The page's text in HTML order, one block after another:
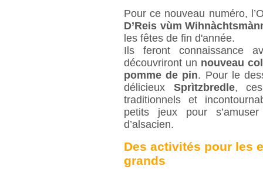
Pour ce nouveau numéro,
D’Reis vùm
les fêtes de fin d'année.
Ils feront connaissance
découvriront un nouveau
pomme de pin. Pour le
délicieux Sprìtzbredle,
traditionnels et
petits jeux pour
d’alsacien.
Des activités pour les
grands